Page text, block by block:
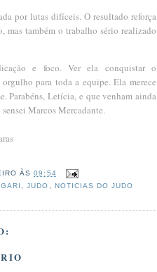
por lutas difíceis. O resultado reforça
mas também o trabalho sério realizado
e foco. Ver ela conquistar o
para toda a equipe. Ela merece
Parabéns, Letícia, e que venham ainda
Marcos Mercadante.
ÀS09:54
,JUDO , NOTICIAS DO JUDO